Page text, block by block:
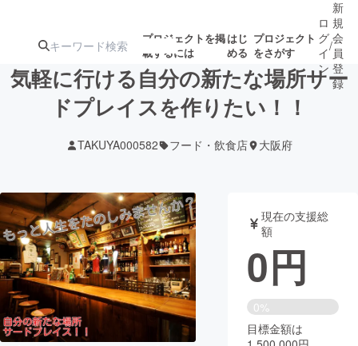
プロジェクトを掲
載するには
はじ
める
プロジェクト
をさがす
ターン
ジェクト
募集終了が近いプ
ロジェクト
もうすぐ公開
されます
アート・写真 音楽
テクノロジー・ガジェット ゲーム・サ
映像・映画 書籍・雑誌
ロ
グ
イ
ン
/
新
規
会
員
登
録
気軽に行ける自分の新たな場所サー
ドプレイスを作りたい！！
TAKUYA000582 フード・飲食店 大阪府
現在の支援総
額
0円
0%
目標金額は